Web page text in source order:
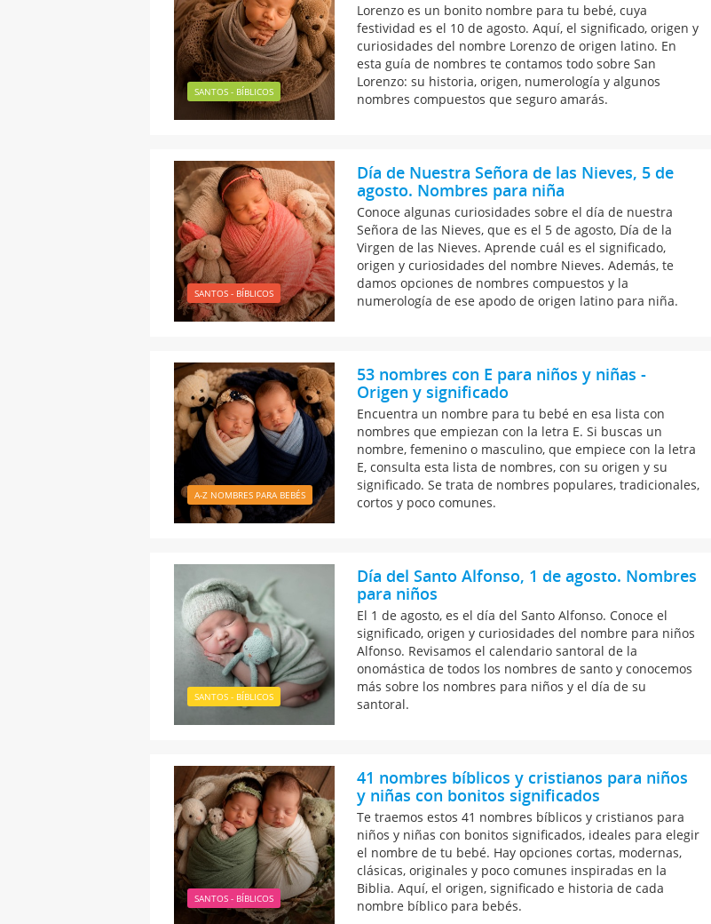
SANTOS - BÍBLICOS
Lorenzo es un bonito nombre para tu bebé, cuya
festividad es el 10 de agosto. Aquí, el significado, origen y
curiosidades del nombre Lorenzo de origen latino. En
esta guía de nombres te contamos todo sobre San
Lorenzo: su historia, origen, numerología y algunos
nombres compuestos que seguro amarás.
SANTOS - BÍBLICOS
Día de Nuestra Señora de las Nieves, 5 de
agosto. Nombres para niña
Conoce algunas curiosidades sobre el día de nuestra
Señora de las Nieves, que es el 5 de agosto, Día de la
Virgen de las Nieves. Aprende cuál es el significado,
origen y curiosidades del nombre Nieves. Además, te
damos opciones de nombres compuestos y la
numerología de ese apodo de origen latino para niña.
A-Z NOMBRES PARA BEBÉS
53 nombres con E para niños y niñas -
Origen y significado
Encuentra un nombre para tu bebé en esa lista con
nombres que empiezan con la letra E. Si buscas un
nombre, femenino o masculino, que empiece con la letra
E, consulta esta lista de nombres, con su origen y su
significado. Se trata de nombres populares, tradicionales,
cortos y poco comunes.
SANTOS - BÍBLICOS
Día del Santo Alfonso, 1 de agosto. Nombres
para niños
El 1 de agosto, es el día del Santo Alfonso. Conoce el
significado, origen y curiosidades del nombre para niños
Alfonso. Revisamos el calendario santoral de la
onomástica de todos los nombres de santo y conocemos
más sobre los nombres para niños y el día de su
santoral.
SANTOS - BÍBLICOS
41 nombres bíblicos y cristianos para niños
y niñas con bonitos significados
Te traemos estos 41 nombres bíblicos y cristianos para
niños y niñas con bonitos significados, ideales para elegir
el nombre de tu bebé. Hay opciones cortas, modernas,
clásicas, originales y poco comunes inspiradas en la
Biblia. Aquí, el origen, significado e historia de cada
nombre bíblico para bebés.